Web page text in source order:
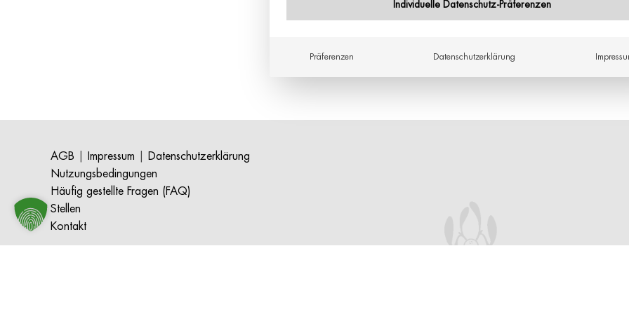
AGB Impressum
Datenschutzerklärung
Nutzungsbedingungen
Häufig gestellte Fragen (FAQ)
Stellen
Kontakt
Individuelle Datenschutz-Präferenzen
Präferenzen Datenschutzerklärung